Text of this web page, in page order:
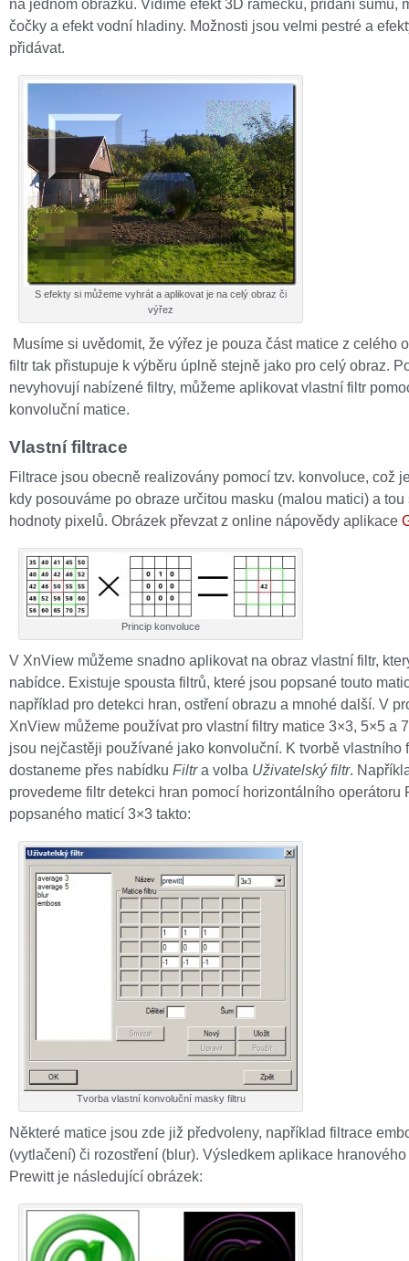
na jednom obrázku. Vidíme efekt 3D rámečku, přidání šumu,
čočky a efekt vodní hladiny. Možnosti jsou velmi pestré a
přidávat.
S efekty si můžeme vyhrát a aplikovat je na celý obraz či
výřez
Musíme si uvědomit, že výřez je pouza část matice z celého
filtr tak přistupuje k výběru úplně stejně jako pro celý obraz.
nevyhovují nabízené filtry, můžeme aplikovat vlastní filtr
konvoluční matice.
Vlastní filtrace
Filtrace jsou obecně realizovány pomocí tzv. konvoluce, což
kdy posouváme po obraze určitou masku (malou matici) a tou
hodnoty pixelů. Obrázek převzat z online nápovědy aplikace
Princip konvoluce
V XnView můžeme snadno aplikovat na obraz vlastní filtr,
nabídce. Existuje spousta filtrů, které jsou popsané touto
například pro detekci hran, ostření obrazu a mnohé další. V
XnView můžeme používat pro vlastní filtry matice 3×3, 5×5 a
jsou nejčastěji používané jako konvoluční. K tvorbě vlastního
dostaneme přes nabídku Filtra volba Uživatelský filtr.
provedeme filtr detekci hran pomocí horizontálního operátoru
popsaného maticí 3×3 takto:
Tvorba vlastní konvoluční masky filtru
Některé matice jsou zde již předvoleny, například filtrace
(vytlačení) či rozostření (blur). Výsledkem aplikace hranového
Prewitt je následující obrázek: